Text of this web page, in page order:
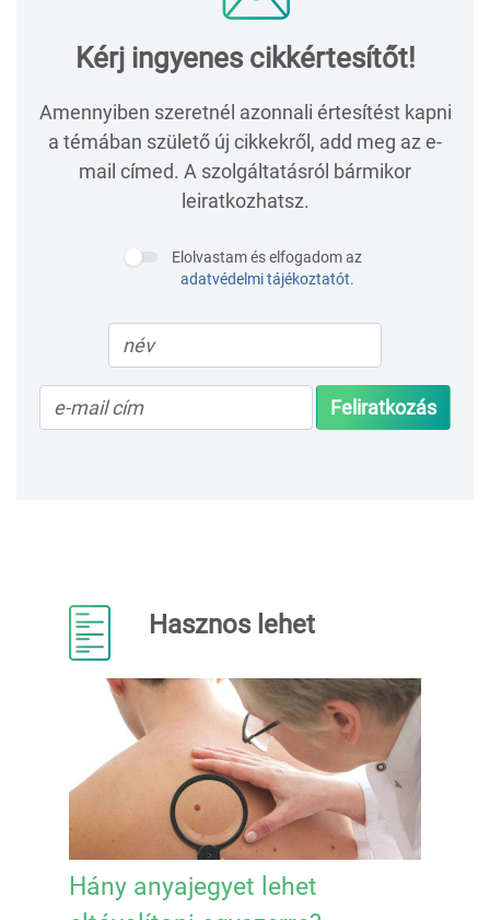
Kérj ingyenes cikkértesítőt!
Amennyiben szeretnél azonnali értesítést kapni
a témában születő új cikkekről, add meg az e-
mail címed. A szolgáltatásról bármikor
leiratkozhatsz.
Elolvastam és elfogadom az
adatvédelmi tájékoztatót.
Feliratkozás
Hasznos lehet
Hány anyajegyet lehet